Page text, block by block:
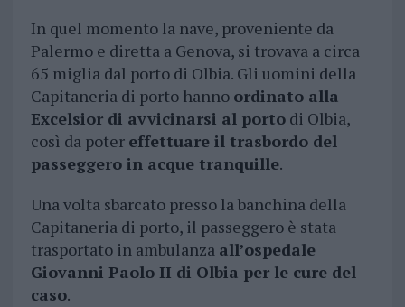
In quel momento la nave, proveniente da
Palermo e diretta a Genova, si trovava a circa
65 miglia dal porto di Olbia. Gli uomini della
Capitaneria di porto hanno ordinato alla
Excelsior di avvicinarsi al portodi Olbia,
così da poter effettuare il trasbordo del
passeggero in acque tranquille.
Una volta sbarcato presso la banchina della
Capitaneria di porto, il passeggero è stata
trasportato in ambulanza all’ospedale
Giovanni Paolo II di Olbia per le cure del
caso.